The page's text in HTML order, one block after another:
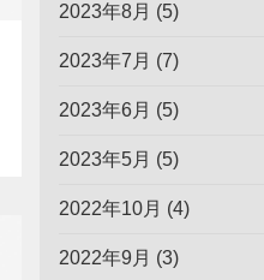
2023年8月 (5)
2023年7月 (7)
2023年6月 (5)
2023年5月 (5)
2022年10月 (4)
2022年9月 (3)